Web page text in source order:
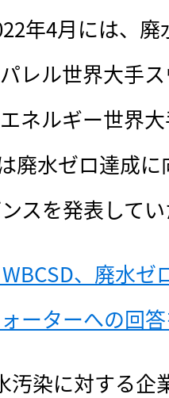
年4月には、
レル世界大手
ネルギー世界
廃水ゼロ達成
スを発表して
WBCSD、廃水
ーターへの回
汚染に対する企